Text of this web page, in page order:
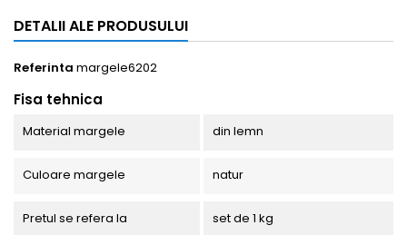
DETALII ALE PRODUSULUI
Referinta margele6202
Fisa tehnica
Material margele din lemn
Culoare margele natur
Pretul se refera la set de 1 kg